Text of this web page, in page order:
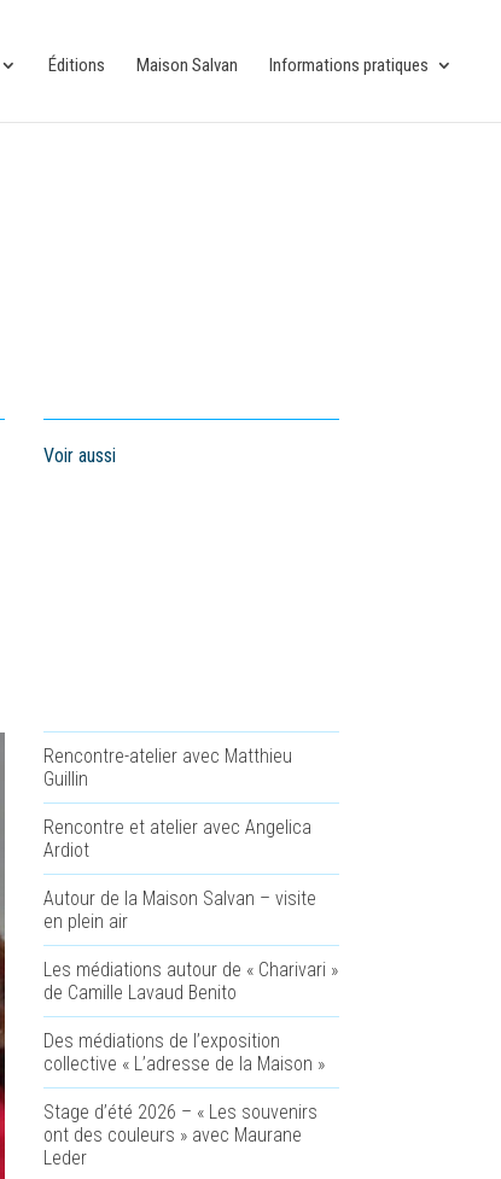
Éditions Maison Salvan Informations pratiques
Voir aussi
Rencontre-atelier avec Matthieu
Guillin
Rencontre et atelier avec Angelica
Ardiot
Autour de la Maison Salvan – visite
en plein air
Les médiations autour de « Charivari »
de Camille Lavaud Benito
Des médiations de l’exposition
collective « L’adresse de la Maison »
Stage d’été 2026 – « Les souvenirs
ont des couleurs » avec Maurane
Leder